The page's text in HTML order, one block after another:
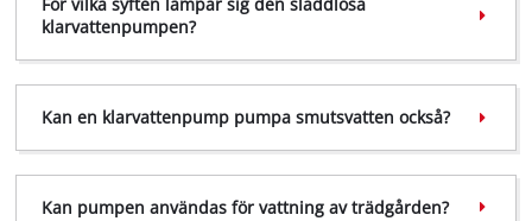
För vilka syften lämpar sig den sladdlösa
klarvattenpumpen?
Kan en klarvattenpump pumpa smutsvatten också?
Kan pumpen användas för vattning av trädgården?